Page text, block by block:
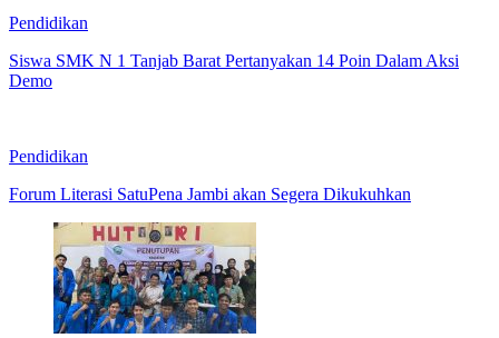
Pendidikan
Siswa SMK N 1 Tanjab Barat Pertanyakan 14 Poin Dalam Aksi
Demo
Pendidikan
Forum Literasi SatuPena Jambi akan Segera Dikukuhkan